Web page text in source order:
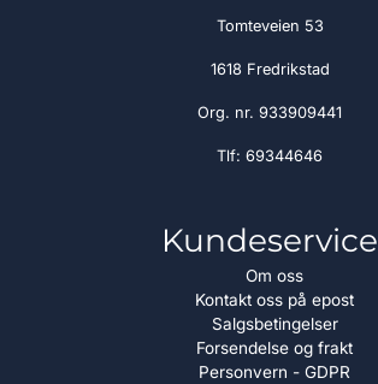
Tomteveien 53
1618 Fredrikstad
Org. nr. 933909441
Tlf: 69344646
Kundeservice
Om oss
Kontakt oss på epost
Salgsbetingelser
Forsendelse og frakt
Personvern - GDPR